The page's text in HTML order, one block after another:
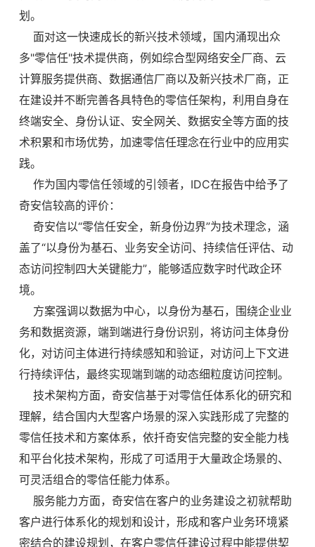
划。
面对这一快速成长的新兴技术领域，国内涌现出众
多"零信任"技术提供商，例如综合型网络安全厂商、云
计算服务提供商、数据通信厂商以及新兴技术厂商，正
在建设并不断完善各具特色的零信任架构，利用自身在
终端安全、身份认证、安全网关、数据安全等方面的技
术积累和市场优势，加速零信任理念在行业中的应用实
践。
作为国内零信任领域的引领者，IDC在报告中给予了
奇安信较高的评价：
奇安信以“零信任安全，新身份边界”为技术理念，涵
盖了“以身份为基石、业务安全访问、持续信任评估、动
态访问控制四大关键能力”，能够适应数字时代政企环
境。
方案强调以数据为中心，以身份为基石，围绕企业业
务和数据资源，端到端进行身份识别，将访问主体身份
化，对访问主体进行持续感知和验证，对访问上下文进
行持续评估，最终实现端到端的动态细粒度访问控制。
技术架构方面，奇安信基于对零信任体系化的研究和
理解，结合国内大型客户场景的深入实践形成了完整的
零信任技术和方案体系，依扦奇安信完整的安全能力栈
和平台化技术架构，形成了可适用于大量政企场景的、
可灵活组合的零信任能力体系。
服务能力方面，奇安信在客户的业务建设之初就帮助
客户进行体系化的规划和设计，形成和客户业务环境紧
密结合的建设规划，在客户零信任建设过程中能提供契